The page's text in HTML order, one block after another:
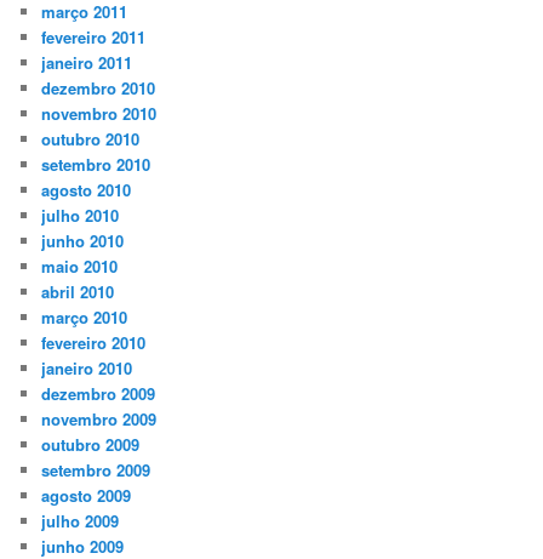
março 2011
fevereiro 2011
janeiro 2011
dezembro 2010
novembro 2010
outubro 2010
setembro 2010
agosto 2010
julho 2010
junho 2010
maio 2010
abril 2010
março 2010
fevereiro 2010
janeiro 2010
dezembro 2009
novembro 2009
outubro 2009
setembro 2009
agosto 2009
julho 2009
junho 2009